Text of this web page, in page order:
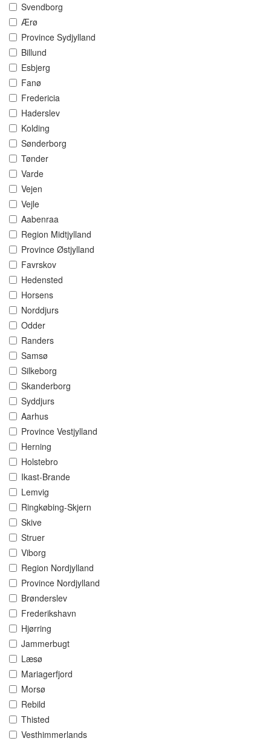
Svendborg
Ærø
Province Sydjylland
Billund
Esbjerg
Fanø
Fredericia
Haderslev
Kolding
Sønderborg
Tønder
Varde
Vejen
Vejle
Aabenraa
Region Midtjylland
Province Østjylland
Favrskov
Hedensted
Horsens
Norddjurs
Odder
Randers
Samsø
Silkeborg
Skanderborg
Syddjurs
Aarhus
Province Vestjylland
Herning
Holstebro
Ikast-Brande
Lemvig
Ringkøbing-Skjern
Skive
Struer
Viborg
Region Nordjylland
Province Nordjylland
Brønderslev
Frederikshavn
Hjørring
Jammerbugt
Læsø
Mariagerfjord
Morsø
Rebild
Thisted
Vesthimmerlands